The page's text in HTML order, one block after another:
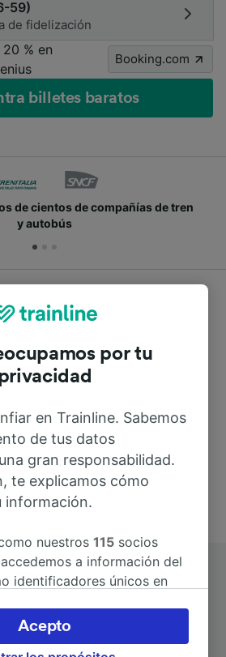
59)
de fidelización
% en
Booking.com
billetes baratos
de cientos de compañías de tren
y autobús
de Bolzano Sud/Bozen
en el sitio adecuado.
de autobús, simplemente haz
compararemos horarios y
de autobús.
tu viaje empieza con
de más de 170
autobús.
Süd a
autobús
por tu
en Trainline. Sabemos
de tus datos
gran responsabilidad.
te explicamos cómo
información.
nuestros115 socios
a información del
identificadores únicos en
administrar tus preferencias
incluido el derecho de
Acepto